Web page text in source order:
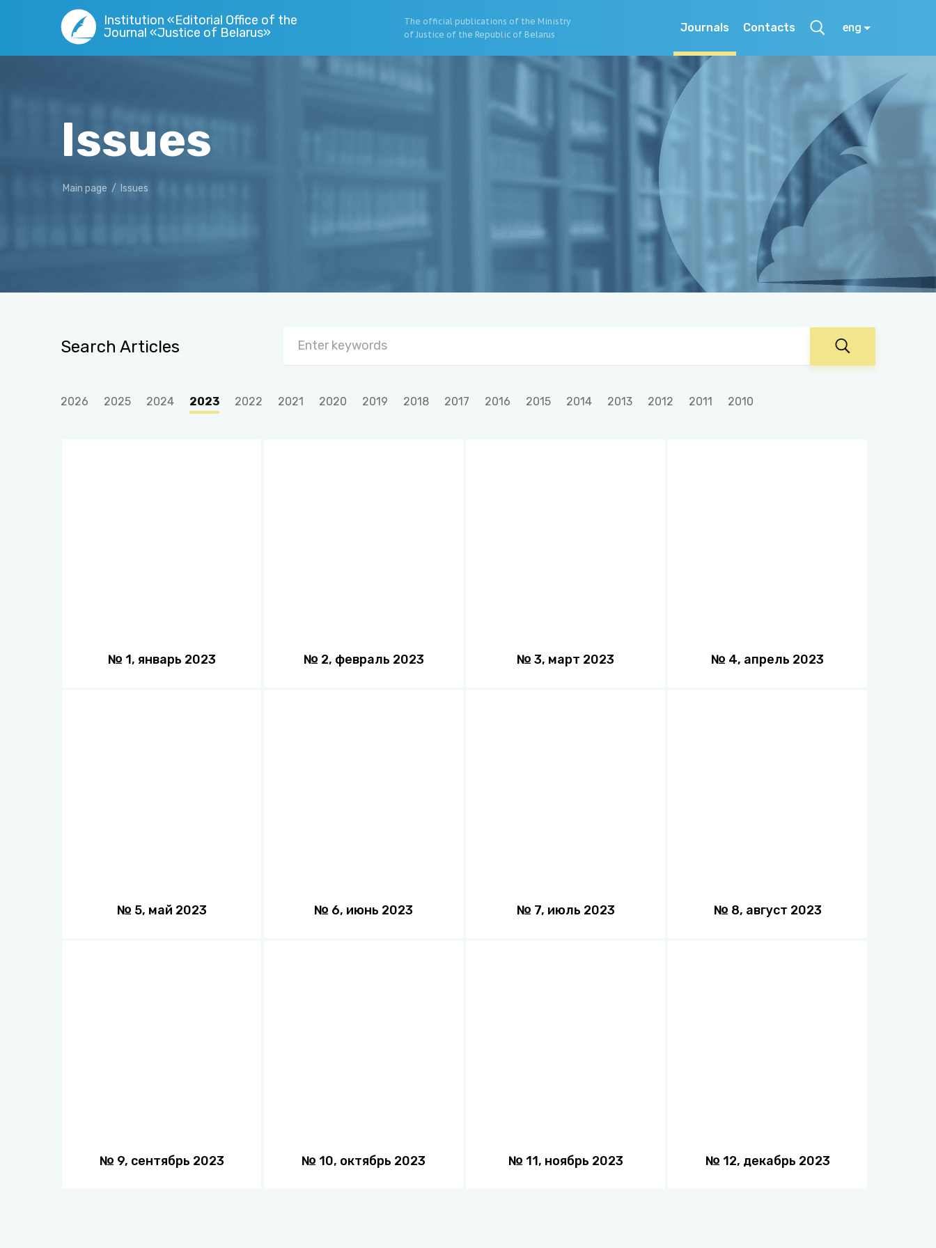
Institution «Editorial Office of the
Journal «Justice of Belarus»
The official publications of the Ministry
of Justice of the Republic of Belarus
Journals Contacts eng
Issues
Main page / Issues
Search Articles
2026 2025 2024 2023 2022 2021 2020 2019 2018 2017 2016 2015 2014 2013 2012 2011 2010
№ 1, январь 2023 № 2, февраль 2023 № 3, март 2023 № 4, апрель 2023
№ 5, май 2023 № 6, июнь 2023 № 7, июль 2023 № 8, август 2023
№ 9, сентябрь 2023 № 10, октябрь 2023 № 11, ноябрь 2023 № 12, декабрь 2023